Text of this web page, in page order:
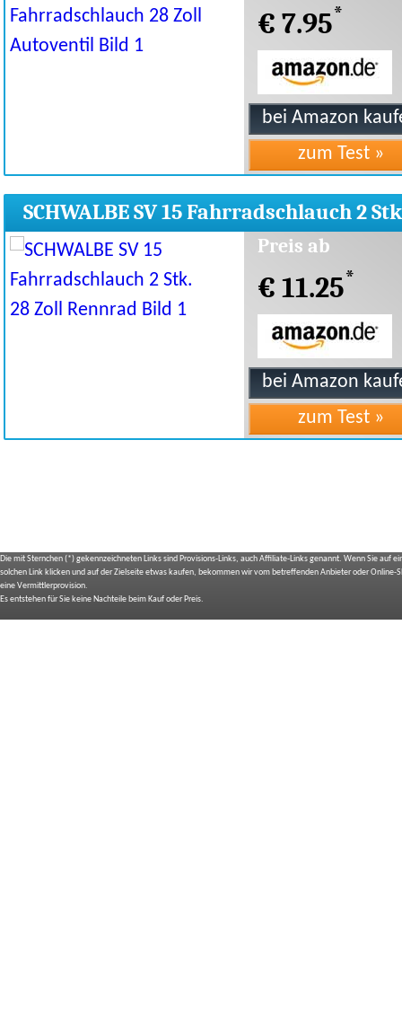
€ 7.95*
SCHWALBE SV 15 Fahrradschlauch 2
Zoll Rennrad
Preis ab
€ 11.25*
Die mit Sternchen (*) gekennzeichneten Links sind Provisions-Links, auch Affiliate-Links genannt. Wenn Sie auf
solchen Link klicken und auf der Zielseite etwas kaufen, bekommen wir vom betreffenden Anbieter oder Online-
eine Vermittlerprovision.
Es entstehen für Sie keine Nachteile beim Kauf oder Preis.